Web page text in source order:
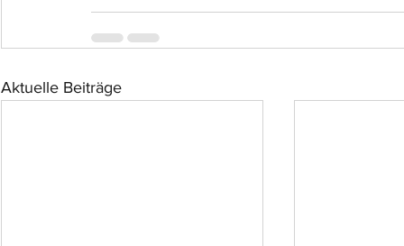
Aktuelle Beiträge